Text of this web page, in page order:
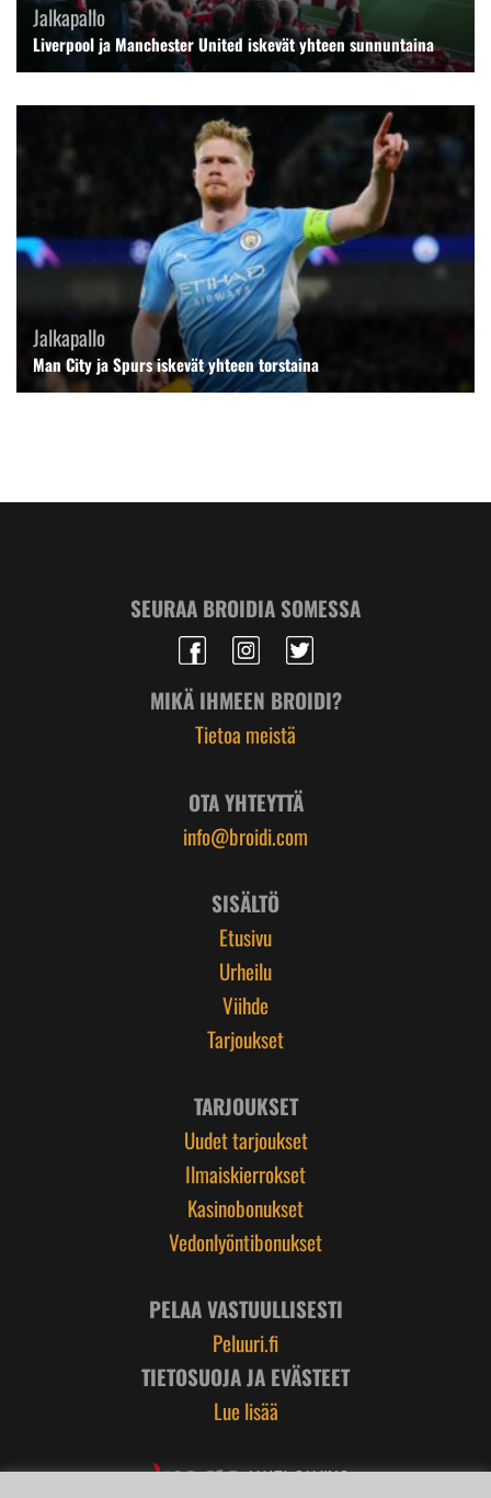
Jalkapallo
Liverpool ja Manchester United iskevät yhteen sunnuntaina
Jalkapallo
Man City ja Spurs iskevät yhteen torstaina
SEURAA BROIDIA SOMESSA
MIKÄ IHMEEN BROIDI?
Tietoa meistä
OTA YHTEYTTÄ
info@broidi.com
SISÄLTÖ
Etusivu
Urheilu
Viihde
Tarjoukset
TARJOUKSET
Uudet tarjoukset
Ilmaiskierrokset
Kasinobonukset
Vedonlyöntibonukset
PELAA VASTUULLISESTI
Peluuri.fi
TIETOSUOJA JA EVÄSTEET
Lue lisää